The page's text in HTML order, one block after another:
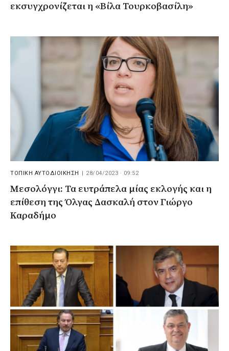
εκσυγχρονίζεται η «Βίλα Τουρκοβασίλη»
ΤΟΠΙΚΗ ΑΥΤΟΔΙΟΙΚΗΣΗ 28/04/2023 · 09:52
Μεσολόγγι: Τα ευτράπελα μίας εκλογής και η
επίθεση της Όλγας Δασκαλή στον Γιώργο
Καραδήμο